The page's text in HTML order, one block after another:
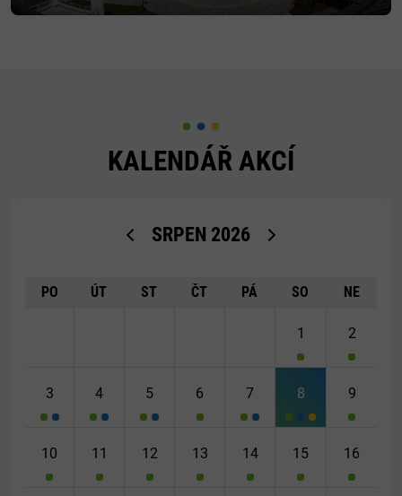
KALENDÁŘ AKCÍ
<Dříve
SRPEN 2026
PO ÚT ST ČT PÁ SO NE
1 2
3 4 5 6 7 8 9
10 11 12 13 14 15 16